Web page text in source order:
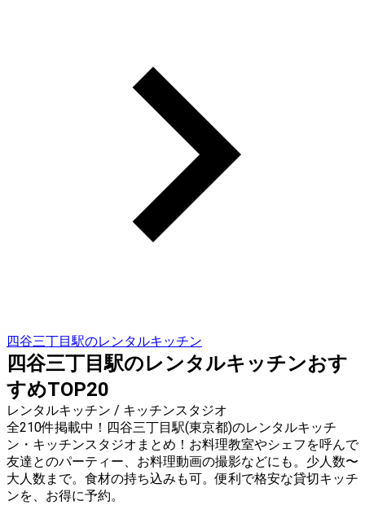
四谷三丁目駅のレンタルキッチン
四谷三丁目駅のレンタルキッチンおす
すめTOP20
レンタルキッチン / キッチンスタジオ
全210件掲載中！四谷三丁目駅(東京都)のレンタルキッチ
ン・キッチンスタジオまとめ！お料理教室やシェフを呼んで
友達とのパーティー、お料理動画の撮影などにも。少人数〜
大人数まで。食材の持ち込みも可。便利で格安な貸切キッチ
ンを、お得に予約。